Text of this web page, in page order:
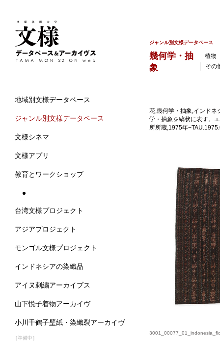
地域別文様データベース
ジャンル別文様データベース
文様シネマ
文様アプリ
教育とワークショップ
台湾文様プロジェクト
アジアプロジェクト
モンゴル文様プロジェクト
インドネシアの染織品
アイヌ刺繍アーカイブス
山下悦子着物アーカイヴ
小川千鶴子壁紙・染織裂アーカイヴ
［準備中］
ジャンル別文様データベース
幾何学・抽
象
植物
その
花,幾何学・抽象,インドネ
学・抽象を縞状に表す。
所所蔵,1975年